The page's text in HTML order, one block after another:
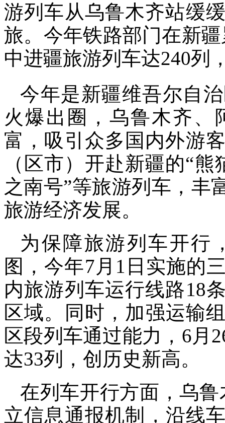
游列车从乌鲁木齐站缓
旅。今年铁路部门在新
中进疆旅游列车达240列
今年是新疆维吾尔自
火爆出圈，乌鲁木齐、
富，吸引众多国内外游
（区市）开赴新疆的“
之南号”等旅游列车，丰
旅游经济发展。
为保障旅游列车开行
图，今年7月1日实施的
内旅游列车运行线路18
区域。同时，加强运输
区段列车通过能力，6月
达33列，创历史新高。
在列车开行方面，乌
立信息通报机制，沿线